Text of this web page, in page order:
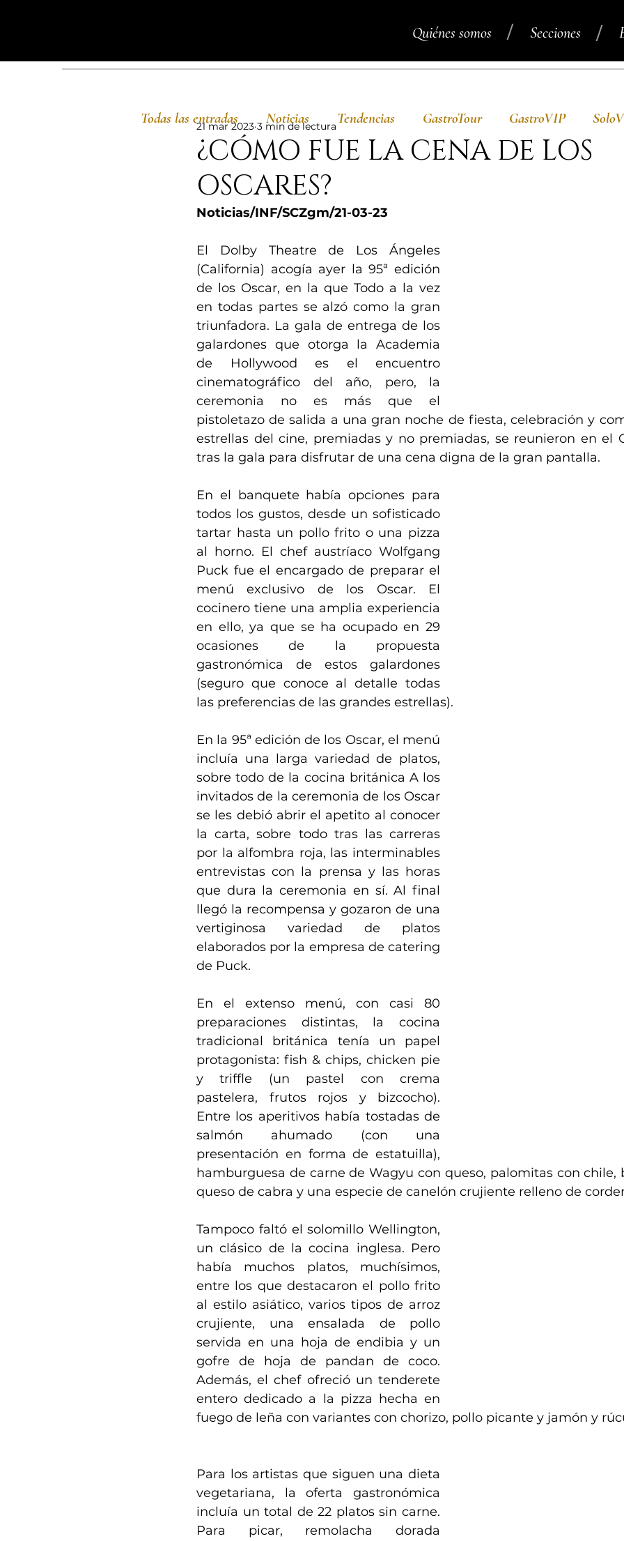
Quiénes somos Secciones
/ /
¿CÓMO FUE LA CENA DE LOS
OSCARES?
21 mar 2023 3 min de lectura
Noticias/INF/SCZgm/21-03-23
El Dolby Theatre de Los Ángeles
(California) acogía ayer la 95ª edición
de los Oscar, en la que Todo a la vez
en todas partes se alzó como la gran
triunfadora. La gala de entrega de los
galardones que otorga la Academia
de Hollywood es el encuentro
cinematográfico del año, pero, la
ceremonia no es más que el
pistoletazo de salida a una gran noche de fiesta, celebración y
estrellas del cine, premiadas y no premiadas, se reunieron en el
tras la gala para disfrutar de una cena digna de la gran pantalla.
En el banquete había opciones para
todos los gustos, desde un sofisticado
tartar hasta un pollo frito o una pizza
al horno. El chef austríaco Wolfgang
Puck fue el encargado de preparar el
menú exclusivo de los Oscar. El
cocinero tiene una amplia experiencia
en ello, ya que se ha ocupado en 29
ocasiones de la propuesta
gastronómica de estos galardones
(seguro que conoce al detalle todas
las preferencias de las grandes estrellas).
En la 95ª edición de los Oscar, el menú
incluía una larga variedad de platos,
sobre todo de la cocina británica A los
invitados de la ceremonia de los Oscar
se les debió abrir el apetito al conocer
la carta, sobre todo tras las carreras
por la alfombra roja, las interminables
entrevistas con la prensa y las horas
que dura la ceremonia en sí. Al final
llegó la recompensa y gozaron de una
vertiginosa variedad de platos
elaborados por la empresa de catering
de Puck.
En el extenso menú, con casi 80
preparaciones distintas, la cocina
tradicional británica tenía un papel
protagonista: fish & chips, chicken pie
y triffle (un pastel con crema
pastelera, frutos rojos y bizcocho).
Entre los aperitivos había tostadas de
salmón ahumado (con una
presentación en forma de estatuilla),
hamburguesa de carne de Wagyu con queso, palomitas con chile,
queso de cabra y una especie de canelón crujiente relleno de
Tampoco faltó el solomillo Wellington,
un clásico de la cocina inglesa. Pero
había muchos platos, muchísimos,
entre los que destacaron el pollo frito
al estilo asiático, varios tipos de arroz
crujiente, una ensalada de pollo
servida en una hoja de endibia y un
gofre de hoja de pandan de coco.
Además, el chef ofreció un tenderete
entero dedicado a la pizza hecha en
fuego de leña con variantes con chorizo, pollo picante y jamón y
Para los artistas que siguen una dieta
vegetariana, la oferta gastronómica
incluía un total de 22 platos sin carne.
Para picar, remolacha dorada
Todas las entradas Noticias Tendencias GastroTour GastroVIP